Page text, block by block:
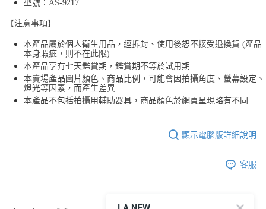
型號：AS-9217
【注意事項】
本產品屬於個人衛生用品，經拆封、使用後恕不接受退換貨 (產品
本身瑕疵，則不在此限)
本產品享有七天鑑賞期，鑑賞期不等於試用期
本賣場產品圖片顏色、商品比例，可能會因拍攝角度、螢幕設定、
燈光等因素，而產生差異
本產品不包括拍攝用輔助器具，商品顏色於網頁呈現略有不同
顯示電腦版詳細說明
客服